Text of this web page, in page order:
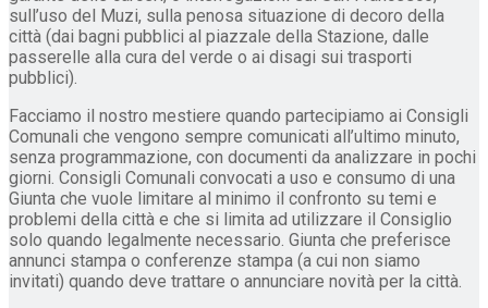
sull’uso del Muzi, sulla penosa situazione di decoro della
città (dai bagni pubblici al piazzale della Stazione, dalle
passerelle alla cura del verde o ai disagi sui trasporti
pubblici).
Facciamo il nostro mestiere quando partecipiamo ai Consigli
Comunali che vengono sempre comunicati all’ultimo minuto,
senza programmazione, con documenti da analizzare in pochi
giorni. Consigli Comunali convocati a uso e consumo di una
Giunta che vuole limitare al minimo il confronto su temi e
problemi della città e che si limita ad utilizzare il Consiglio
solo quando legalmente necessario. Giunta che preferisce
annunci stampa o conferenze stampa (a cui non siamo
invitati) quando deve trattare o annunciare novità per la città.